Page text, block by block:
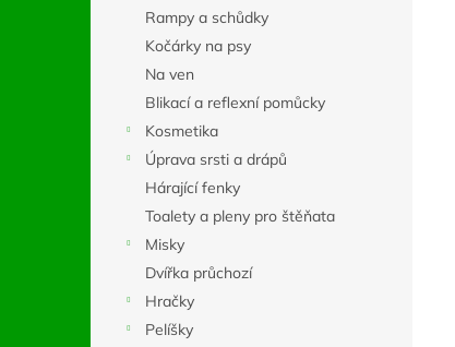
Rampy a schůdky
Kočárky na psy
Na ven
Blikací a reflexní pomůcky
Kosmetika
Úprava srsti a drápů
Hárající fenky
Toalety a pleny pro štěňata
Misky
Dvířka průchozí
Hračky
Pelíšky